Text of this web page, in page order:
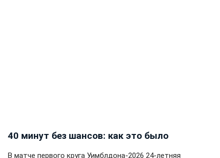
40 минут без шансов: как это было
В матче первого круга Уимблдона-2026 24-летняя